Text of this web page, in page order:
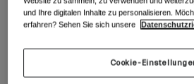
Mountainbike Bekleidung
Kinder
Schutzbrillen
Artikelnr.37571
und Ihre digitalen Inhalte zu personalisieren.
erfahren? Sehen Sie sich unsere
Cookie-